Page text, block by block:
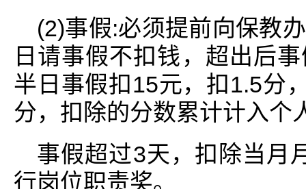
(2)事假:必须提前向保教
日请事假不扣钱，超出后
半日事假扣15元，扣1.5分
分，扣除的分数累计计入个
事假超过3天，扣除当月
行岗位职责奖。